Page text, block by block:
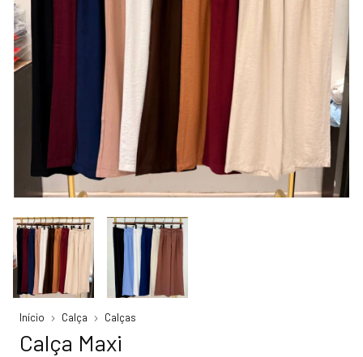
Início Calça Calças
Calça Maxi